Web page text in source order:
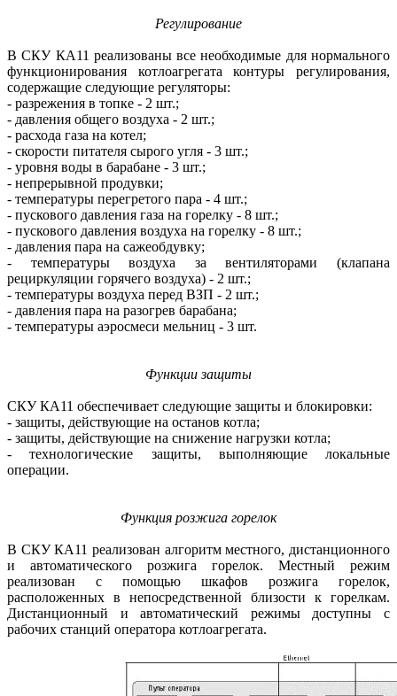
Регулирование
В СКУ КА11 реализованы все необходимые для нормального
функционирования котлоагрегата контуры регулирования,
содержащие следующие регуляторы:
- разрежения в топке - 2 шт.;
- давления общего воздуха - 2 шт.;
- расхода газа на котел;
- скорости питателя сырого угля - 3 шт.;
- уровня воды в барабане - 3 шт.;
- непрерывной продувки;
- температуры перегретого пара - 4 шт.;
- пускового давления газа на горелку - 8 шт.;
- пускового давления воздуха на горелку - 8 шт.;
- давления пара на сажеобдувку;
- температуры воздуха за вентиляторами (клапана
рециркуляции горячего воздуха) - 2 шт.;
- температуры воздуха перед ВЗП - 2 шт.;
- давления пара на разогрев барабана;
- температуры аэросмеси мельниц - 3 шт.
Функции защиты
СКУ КА11 обеспечивает следующие защиты и блокировки:
- защиты, действующие на останов котла;
- защиты, действующие на снижение нагрузки котла;
- технологические защиты, выполняющие локальные
операции.
Функция розжига горелок
В СКУ КА11 реализован алгоритм местного, дистанционного
и автоматического розжига горелок. Местный режим
реализован с помощью шкафов розжига горелок,
расположенных в непосредственной близости к горелкам.
Дистанционный и автоматический режимы доступны с
рабочих станций оператора котлоагрегата.